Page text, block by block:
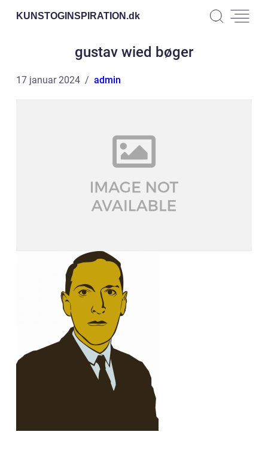
KUNSTOGINSPIRATION.dk
gustav wied bøger
17 januar 2024 admin